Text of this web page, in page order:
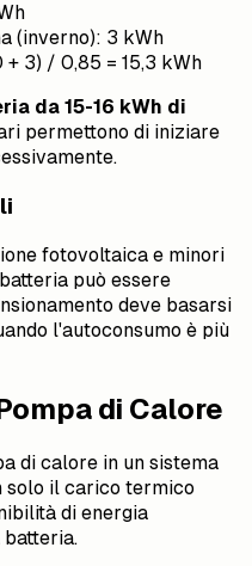
(inverno): 3 kWh
+ 3) / 0,85 = 15,3 kWh
da 15-16 kWh di
permettono di iniziare
fotovoltaica e minori
può essere
deve basarsi
l'autoconsumo è più
di Calore
di calore in un sistema
solo il carico termico
di energia